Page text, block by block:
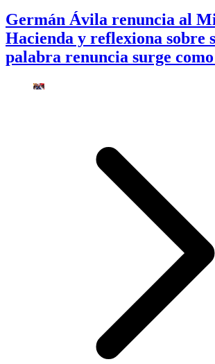
Germán Ávila renuncia al
Hacienda y reflexiona sobre
palabra renuncia surge